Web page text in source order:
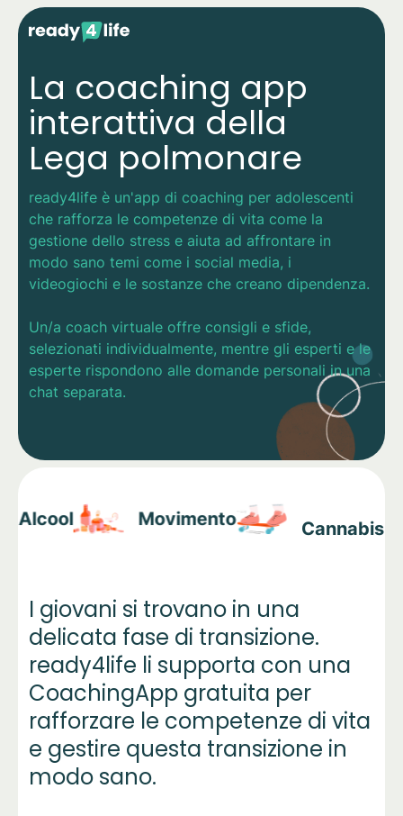
La coaching app
interattiva della
Lega polmonare
ready4life è un'app di coaching per adolescenti
che rafforza le competenze di vita come la
gestione dello stress e aiuta ad affrontare in
modo sano temi come i social media, i
videogiochi e le sostanze che creano dipendenza.
Un/a coach virtuale offre consigli e sfide,
selezionati individualmente, mentre gli esperti e le
esperte rispondono alle domande personali in una
chat separata.
Alcool Movimento Cannabis
I giovani si trovano in una
delicata fase di transizione.
ready4life li supporta con una
CoachingApp gratuita per
rafforzare le competenze di vita
e gestire questa transizione in
modo sano.